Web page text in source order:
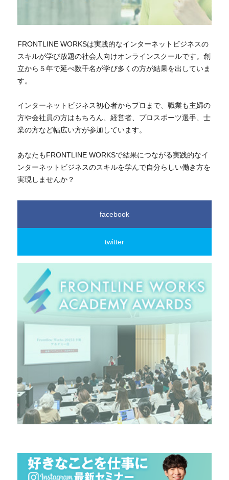
FRONTLINE WORKSは実践的なインターネットビジネスの
スキルが学び放題の社会人向けオンラインスクールです。創
立から５年で延べ数千名が学び多くの方が結果を出していま
す。
インターネットビジネス初心者からプロまで、職業も主婦の
方や会社員の方はもちろん、経営者、プロスポーツ選手、士
業の方など幅広い方が参加しています。
あなたもFRONTLINE WORKSで結果につながる実践的なイ
ンターネットビジネスのスキルを学んで自分らしい働き方を
実現しませんか？
facebook
twitter